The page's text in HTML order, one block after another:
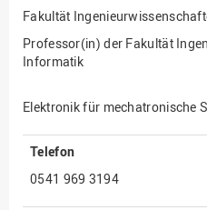
Gebäude und Technik
Gesellschaftliches
Engagement
Hochschulplanung/-
Fakultät
Professor(in) der Fakultät
Informatik
Elektronik für mechatronische
Telefon
0541 969 3194